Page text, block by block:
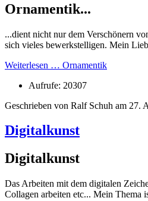
Ornamentik...
...dient nicht nur dem Verschönern
sich vieles bewerkstelligen. Mein
Weiterlesen … Ornamentik
Aufrufe: 20307
Geschrieben von Ralf Schuh am 27.
Digitalkunst
Digitalkunst
Das Arbeiten mit dem digitalen
Collagen arbeiten etc... Mein Thema